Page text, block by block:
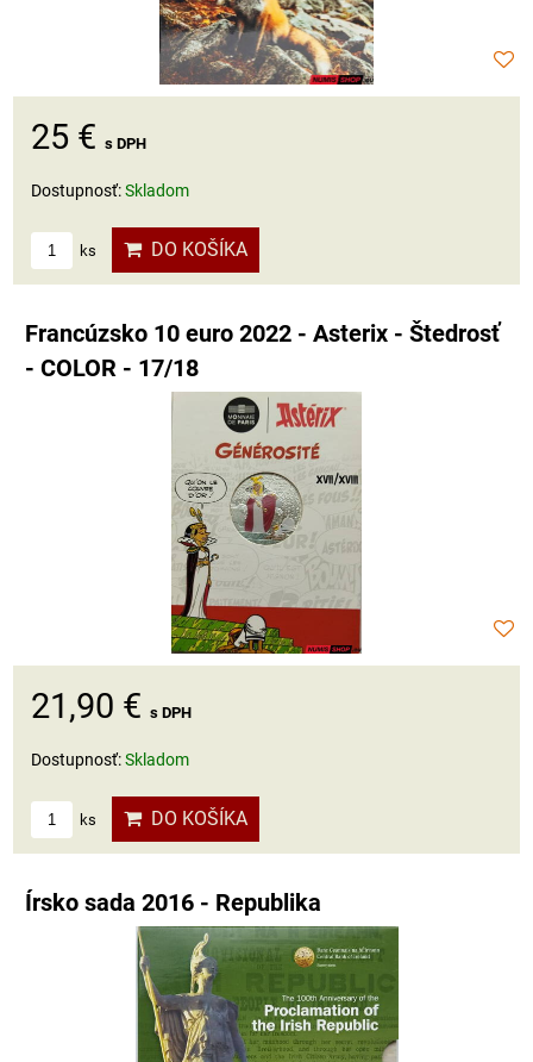
25 € s DPH
Dostupnosť:Skladom
ks DO KOŠÍKA
Francúzsko 10 euro 2022 - Asterix - Štedrosť
- COLOR - 17/18
21,90 € s DPH
Dostupnosť:Skladom
ks DO KOŠÍKA
Írsko sada 2016 - Republika